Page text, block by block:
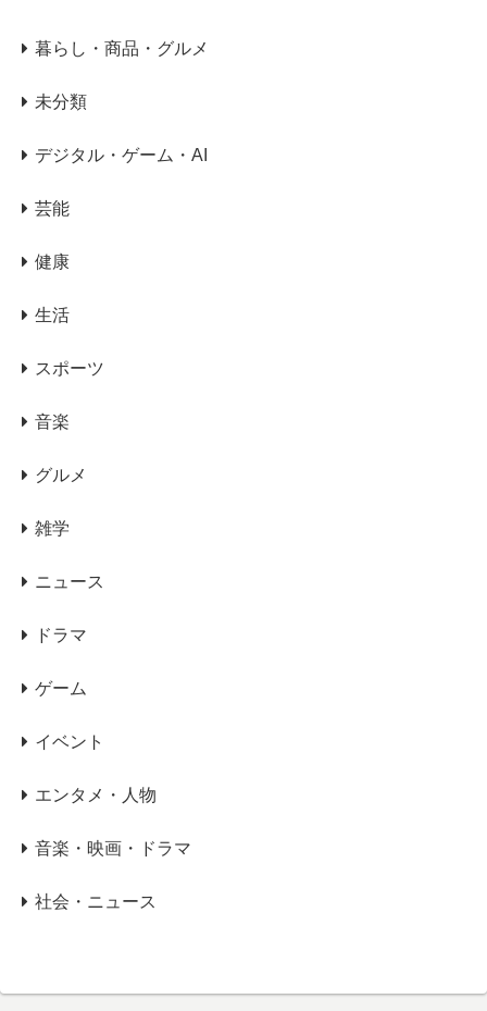
暮らし・商品・グルメ
未分類
デジタル・ゲーム・AI
芸能
健康
生活
スポーツ
音楽
グルメ
雑学
ニュース
ドラマ
ゲーム
イベント
エンタメ・人物
音楽・映画・ドラマ
社会・ニュース